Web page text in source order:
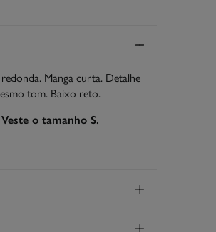
Manga curta. Detalhe
tom. Baixo reto.
Veste o tamanho S.